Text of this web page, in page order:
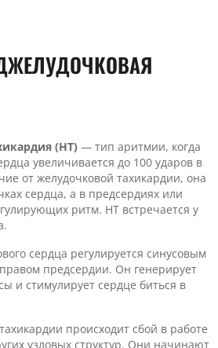
(НТ) — тип аритмии, когда
увеличивается до 100 ударов в
от желудочковой тахикардии, она
сердца, а в предсердиях или
ритм. НТ встречается у
сердца регулируется синусовым
предсердии. Он генерирует
и стимулирует сердце биться в
происходит сбой в работе
узловых структур. Они начинают